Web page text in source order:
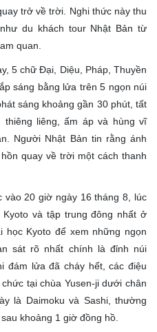
trở về trời. Nghi thức này thu
du khách tour Nhật Bản từ
quan.
5 chữ Đại, Diệu, Pháp, Thuyền
sáng bằng lửa trên 5 ngọn núi
sáng khoảng gần 30 phút, tất
liêng, ấm áp và hùng vĩ
Người Nhật Bản tin rằng ánh
quay về trời một cách thanh
20 giờ ngày 16 tháng 8, lúc
và tập trung đông nhất ở
Kyoto để xem những ngọn
sát rõ nhất chính là đỉnh núi
đám lửa đã cháy hết, các điệu
tại chùa Yusen-ji dưới chân
là Daimoku và Sashi, thường
khoảng 1 giờ đồng hồ.